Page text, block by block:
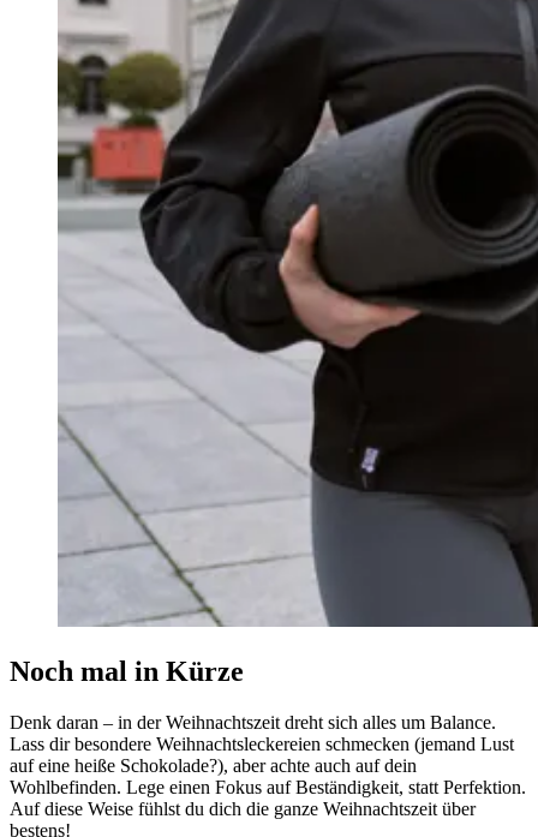
Noch mal in Kürze
Denk daran – in der Weihnachtszeit dreht sich alles um Balance.
Lass dir besondere Weihnachtsleckereien schmecken (jemand Lust
auf eine heiße Schokolade?), aber achte auch auf dein
Wohlbefinden. Lege einen Fokus auf Beständigkeit, statt Perfektion.
Auf diese Weise fühlst du dich die ganze Weihnachtszeit über
bestens!